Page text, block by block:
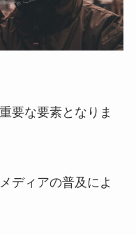
要な要素となりま
ディアの普及によ